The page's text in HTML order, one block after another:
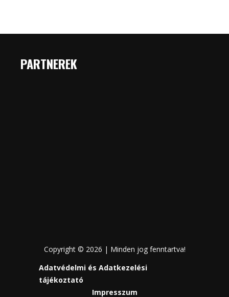
PARTNEREK
Copyright © 2026 | Minden jog fenntartva!
Adatvédelmi és Adatkezelési
tájékoztató
Impresszum